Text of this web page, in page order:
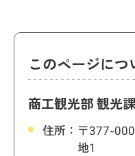
このページに
商工観光部 観光
住所： 〒377-
地1